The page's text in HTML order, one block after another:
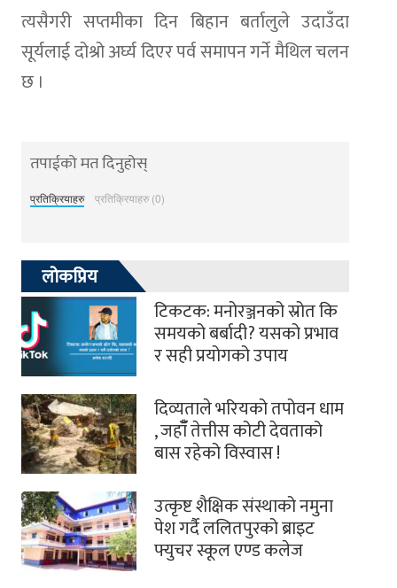
त्यसैगरी सप्तमीका दिन बिहान बर्तालुले उदाउँदा
सूर्यलाई दोश्रो अर्घ्य दिएर पर्व समापन गर्ने मैथिल चलन
छ ।
तपाईको मत दिनुहोस्
प्रतिक्रियाहरु प्रतिक्रियाहरु (0)
लोकप्रिय
टिकटक: मनोरञ्जनको स्रोत कि
समयको बर्बादी? यसको प्रभाव
र सही प्रयोगको उपाय
दिव्यताले भरियको तपोवन धाम
, जहाँँ तेत्तीस कोटी देवताको
बास रहेको विस्वास !
उत्कृष्ट शैक्षिक संस्थाको नमुना
पेश गर्दै ललितपुरको ब्राइट
फ्युचर स्कूल एण्ड कलेज